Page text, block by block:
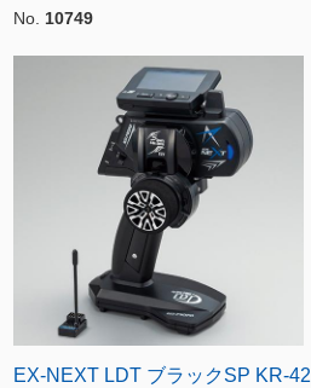
No. 10749
EX-NEXT LDT ブラックSP KR-42